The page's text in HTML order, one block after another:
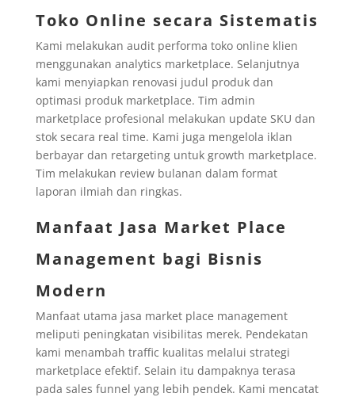
Toko Online secara Sistematis
Kami melakukan audit performa toko online klien
menggunakan analytics marketplace. Selanjutnya
kami menyiapkan renovasi judul produk dan
optimasi produk marketplace. Tim admin
marketplace profesional melakukan update SKU dan
stok secara real time. Kami juga mengelola iklan
berbayar dan retargeting untuk growth marketplace.
Tim melakukan review bulanan dalam format
laporan ilmiah dan ringkas.
Manfaat Jasa Market Place
Management bagi Bisnis
Modern
Manfaat utama jasa market place management
meliputi peningkatan visibilitas merek. Pendekatan
kami menambah traffic kualitas melalui strategi
marketplace efektif. Selain itu dampaknya terasa
pada sales funnel yang lebih pendek. Kami mencatat